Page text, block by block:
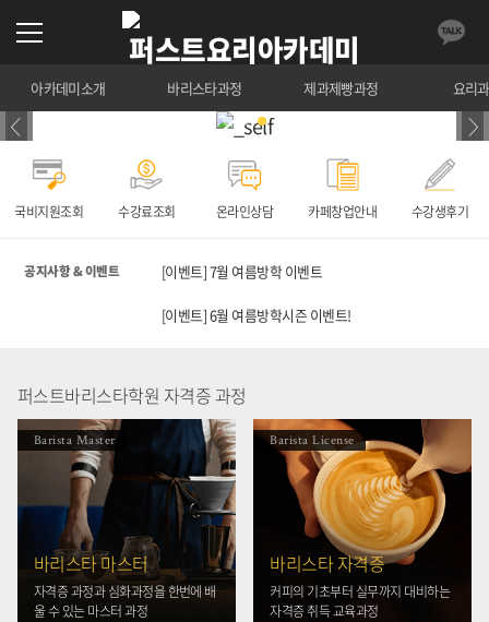
아카데미소개 바리스타과정 제과제빵과정 요리
국비지원조회 수강료조회 온라인상담 카페창업안내 수강생후기
공지사항 & 이벤트 [이벤트] 7월 여름방학 이벤트
[이벤트] 6월 여름방학시즌 이벤트!
퍼스트바리스타학원 자격증 과정
Barista Master
바리스타 마스터
자격증 과정과 심화과정을 한번에 배
울 수 있는 마스터 과정
Barista License
바리스타 자격증
커피의 기초부터 실무까지 대비하는
자격증 취득 교육과정